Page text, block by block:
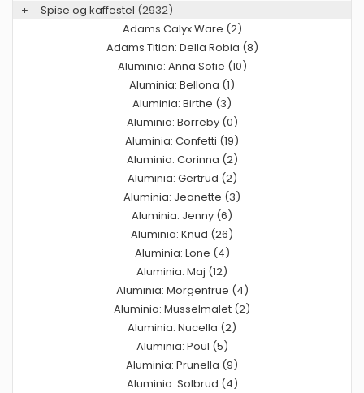
+
Spise og kaffestel (2932)
Adams Calyx Ware (2)
Adams Titian: Della Robia (8)
Aluminia: Anna Sofie (10)
Aluminia: Bellona (1)
Aluminia: Birthe (3)
Aluminia: Borreby (0)
Aluminia: Confetti (19)
Aluminia: Corinna (2)
Aluminia: Gertrud (2)
Aluminia: Jeanette (3)
Aluminia: Jenny (6)
Aluminia: Knud (26)
Aluminia: Lone (4)
Aluminia: Maj (12)
Aluminia: Morgenfrue (4)
Aluminia: Musselmalet (2)
Aluminia: Nucella (2)
Aluminia: Poul (5)
Aluminia: Prunella (9)
Aluminia: Solbrud (4)